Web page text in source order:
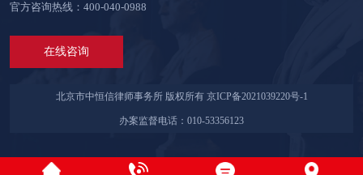
官方咨询热线：400-040-0988
在线咨询
北京市中恒信律师事务所 版权所有 京ICP备2021039220号-1
办案监督电话：010-53356123